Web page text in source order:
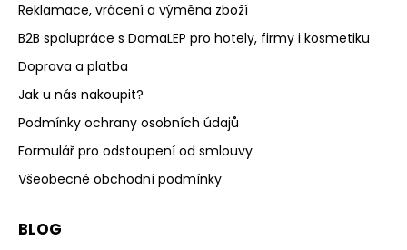
Reklamace, vrácení a výměna zboží
B2B spolupráce s DomaLEP pro hotely, firmy i kosmetiku
Doprava a platba
Jak u nás nakoupit?
Podmínky ochrany osobních údajů
Formulář pro odstoupení od smlouvy
Všeobecné obchodní podmínky
BLOG